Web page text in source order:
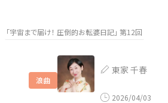
「宇宙まで届け！ 圧倒的お転婆日記」 第12回
浪曲
東家 千春
2026/04/03